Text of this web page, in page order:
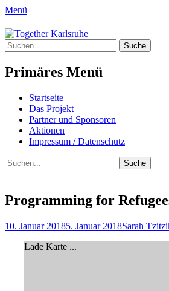
Menü
Together Karlsruhe
Integration von jungen
Fluchterfahrung und
Migrationshintergrund
Suche
nach:
Primäres Menü
Springe
zum
Inhalt
Startseite
Das Projekt
Partner und Sponsoren
Aktionen
Impressum / Datenschutz
Suchen
Suche
nach:
Programming for
Posted
10. Januar 20185. Januar 2018Author
Sarah
Lade Karte ...